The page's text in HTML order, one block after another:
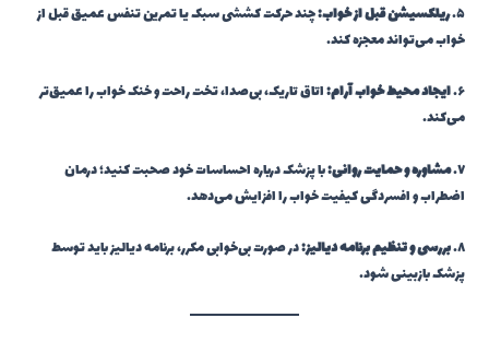
۵. ریلکسیشن قبل از خواب:چند حرکت کششی سبک یا تمرین تنفس عمیق قبل از
خواب می‌تواند معجزه کند.
۶. ایجاد محیط خواب آرام:اتاق تاریک، بی‌صدا، تخت راحت و خنک خواب را عمیق‌تر
می‌کند.
۷. مشاوره و حمایت روانی:با پزشک درباره احساسات خود صحبت کنید؛ درمان
اضطراب و افسردگی کیفیت خواب را افزایش می‌دهد.
۸. بررسی و تنظیم برنامه دیالیز:در صورت بی‌خوابی مکرر، برنامه دیالیز باید توسط
پزشک بازبینی شود.